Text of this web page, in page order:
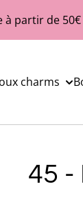
à partir de
charms
45 -